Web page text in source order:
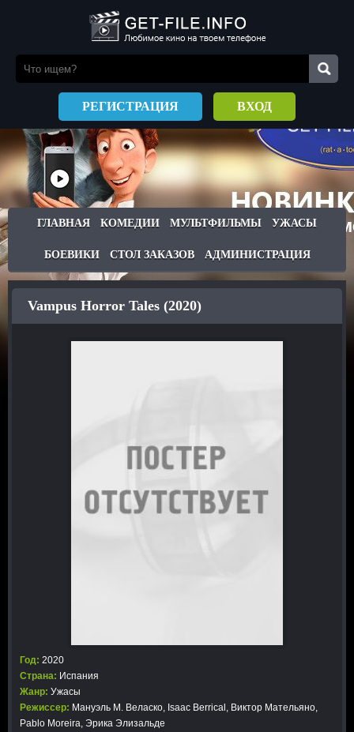
РЕГИСТРАЦИЯ ВХОД
ГЛАВНАЯ КОМЕДИИ МУЛЬТФИЛЬМЫ УЖАСЫ
БОЕВИКИ СТОЛ ЗАКАЗОВ АДМИНИСТРАЦИЯ
Vampus Horror Tales (2020)
Год: 2020
Страна: Испания
Жанр: Ужасы
Режиссер: Мануэль М. Веласко, Isaac Berrical, Виктор Мательяно,
Pablo Moreira, Эрика Элизальде